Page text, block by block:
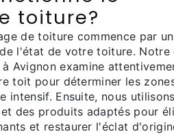
toiture?
de toiture commence par
l'état de votre toiture. Notre
à Avignon examine
toit pour déterminer les
intensif. Ensuite, nous
des produits adaptés pour
et restaurer l'éclat